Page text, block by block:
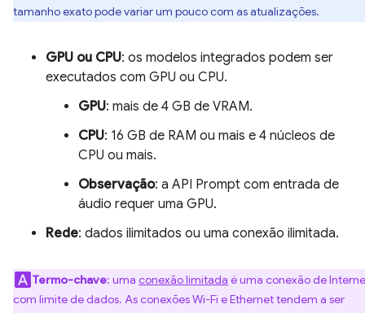
tamanho exato pode variar um pouco com as atualizações.
GPU ou CPU: os modelos integrados podem ser
executados com GPU ou CPU.
GPU: mais de 4 GB de VRAM.
CPU: 16 GB de RAM ou mais e 4 núcleos de
CPU ou mais.
Observação: a API Prompt com entrada de
áudio requer uma GPU.
Rede: dados ilimitados ou uma conexão ilimitada.
Termo-chave: uma conexão limitada é uma conexão de
com limite de dados. As conexões Wi-Fi e Ethernet tendem a ser